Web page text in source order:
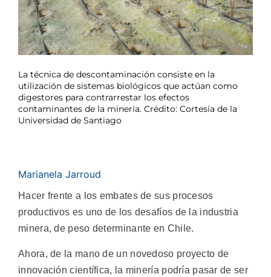
La técnica de descontaminación consiste en la
utilización de sistemas biológicos que actúan como
digestores para contrarrestar los efectos
contaminantes de la minería. Crédito: Cortesía de la
Universidad de Santiago
Marianela Jarroud
Hacer frente a los embates de sus procesos
productivos es uno de los desafíos de la industria
minera, de peso determinante en Chile.
Ahora, de la mano de un novedoso proyecto de
innovación científica, la minería podría pasar de ser